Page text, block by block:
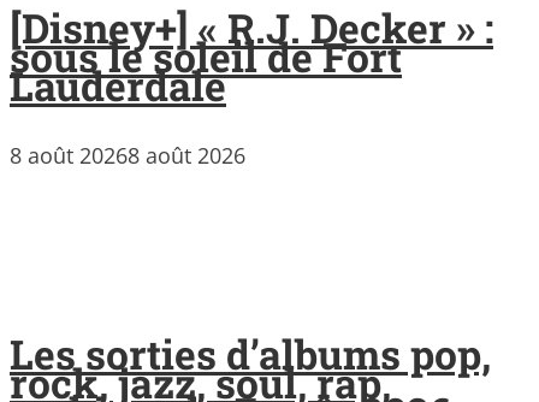
[Disney+] « R.J. Decker » :
sous le soleil de Fort
Lauderdale
8 août 20268 août 2026
Les sorties d’albums pop,
rock, jazz, soul, rap,